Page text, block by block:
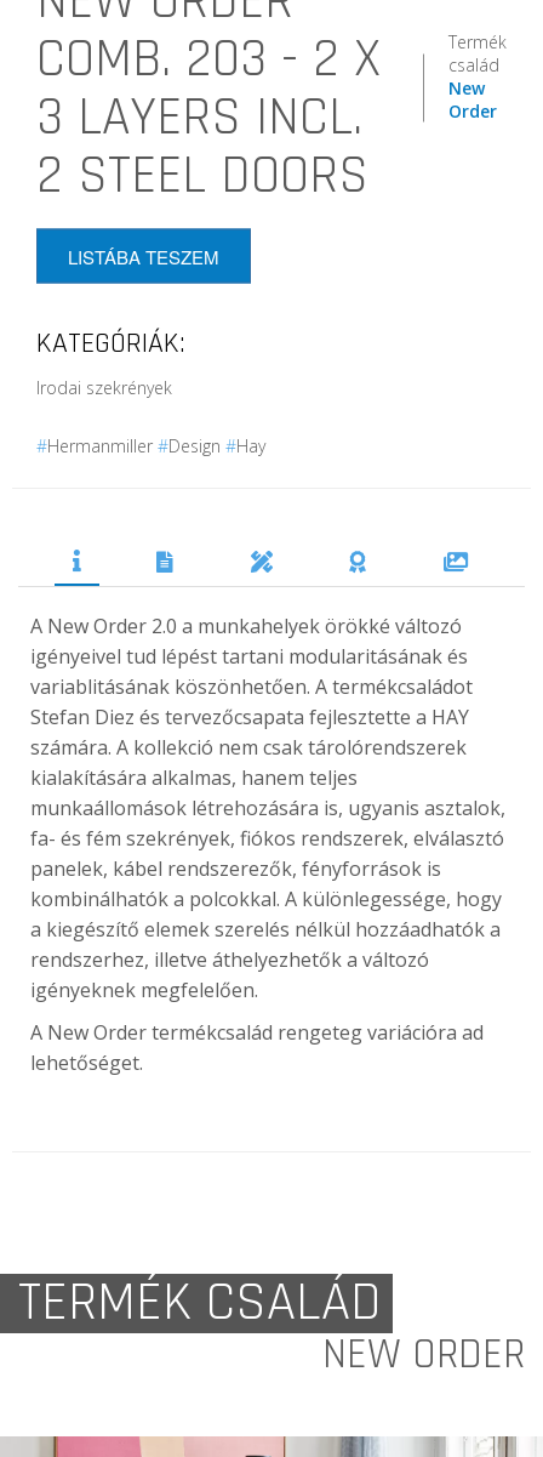
COMB. 203 - 2 X
3 LAYERS INCL.
2 STEEL DOORS
Termék
család
New
Order
LISTÁBA TESZEM
KATEGÓRIÁK:
Irodai szekrények
#Hermanmiller #Design #Hay
A New Order 2.0 a munkahelyek örökké változó
igényeivel tud lépést tartani modularitásának és
variablitásának köszönhetően. A termékcsaládot
Stefan Diez és tervezőcsapata fejlesztette a HAY
számára. A kollekció nem csak tárolórendszerek
kialakítására alkalmas, hanem teljes
munkaállomások létrehozására is, ugyanis asztalok,
fa- és fém szekrények, fiókos rendszerek, elválasztó
panelek, kábel rendszerezők, fényforrások is
kombinálhatók a polcokkal. A különlegessége, hogy
a kiegészítő elemek szerelés nélkül hozzáadhatók a
rendszerhez, illetve áthelyezhetők a változó
igényeknek megfelelően.
A New Order termékcsalád rengeteg variációra ad
lehetőséget.
TERMÉK CSALÁD
NEW ORDER